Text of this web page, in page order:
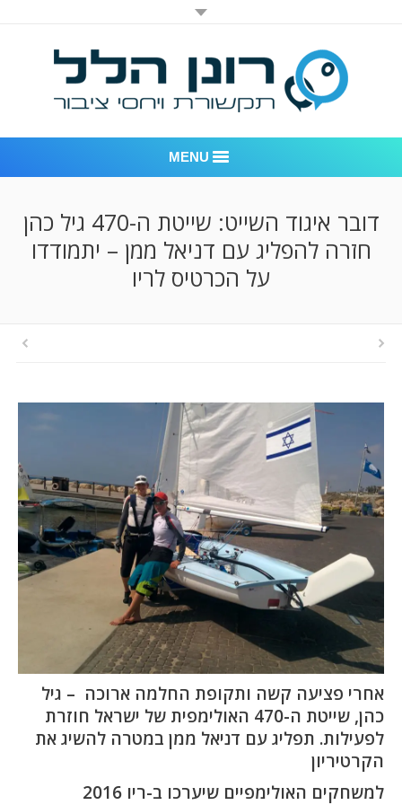
MENU
אודות החברה
דוגמאות לעבודות שביצענו
המלצות
ניהול מוניטין
דובר איגוד השייט: שייטת ה-470 גיל כהן
חזרה להפליג עם דניאל ממן – יתמודדו
על הכרטיס לריו
אחרי פציעה קשה ותקופת החלמה ארוכה – גיל
כהן, שייטת ה-470 האולימפית של ישראל חוזרת
לפעילות. תפליג עם דניאל ממן במטרה להשיג את
הקרטיריון
למשחקים האולימפיים שיערכו ב-ריו 2016